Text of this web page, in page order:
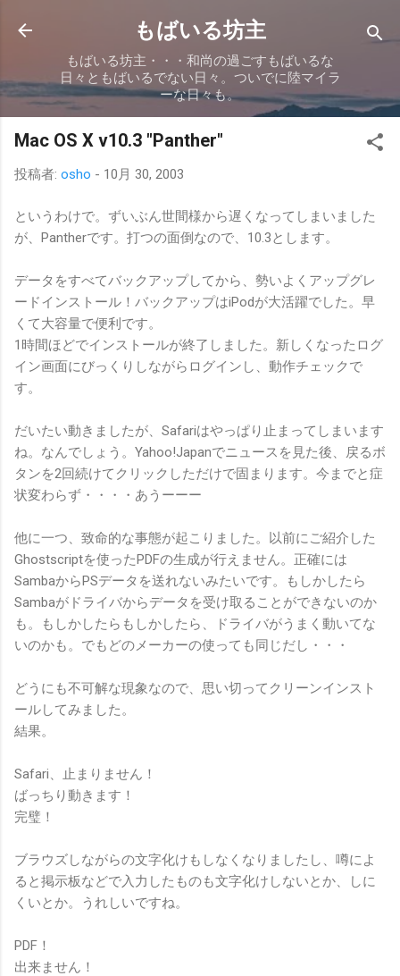
スキップしてメイン コンテンツに移動
もばいる坊主
もばいる坊主・・・和尚の過ごすもばいるな
日々ともばいるでない日々。ついでに陸マイラ
ーな日々も。
Mac OS X v10.3 "Panther"
投稿者: osho - 10月 30, 2003
というわけで。ずいぶん世間様から遅くなってしまいました
が、Pantherです。打つの面倒なので、10.3とします。
データをすべてバックアップしてから、勢いよくアップグレ
ードインストール！バックアップはiPodが大活躍でした。早
くて大容量で便利です。
1時間ほどでインストールが終了しました。新しくなったログ
イン画面にびっくりしながらログインし、動作チェックで
す。
だいたい動きましたが、Safariはやっぱり止まってしまいます
ね。なんでしょう。Yahoo!Japanでニュースを見た後、戻るボ
タンを2回続けてクリックしただけで固まります。今までと症
状変わらず・・・・あうーーー
他に一つ、致命的な事態が起こりました。以前にご紹介した
Ghostscriptを使ったPDFの生成が行えません。正確には
SambaからPSデータを送れないみたいです。もしかしたら
Sambaがドライバからデータを受け取ることができないのか
も。もしかしたらもしかしたら、ドライバがうまく動いてな
いのかも。でもどのメーカーの使っても同じだし・・・
どうにも不可解な現象なので、思い切ってクリーンインスト
ールしてみました。
結果。
Safari、止まりません！
ばっちり動きます！
完璧！
ブラウズしながらの文字化けもしなくなりましたし、噂によ
ると掲示板などで入力したものも文字化けしないとか、しに
くいとか。うれしいですね。
PDF！
出来ません！